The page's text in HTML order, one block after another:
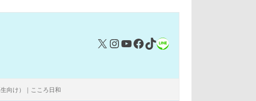
X Instagram
YouTube
Facebook
TikTok
リンク
向け）｜こころ日和